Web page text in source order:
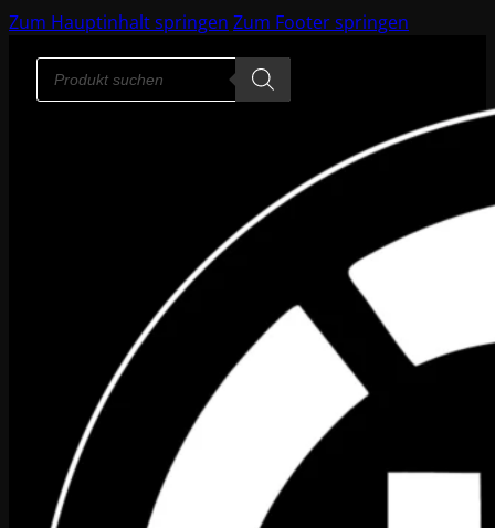
Zum Hauptinhalt springen Zum Footer springen
Products
search